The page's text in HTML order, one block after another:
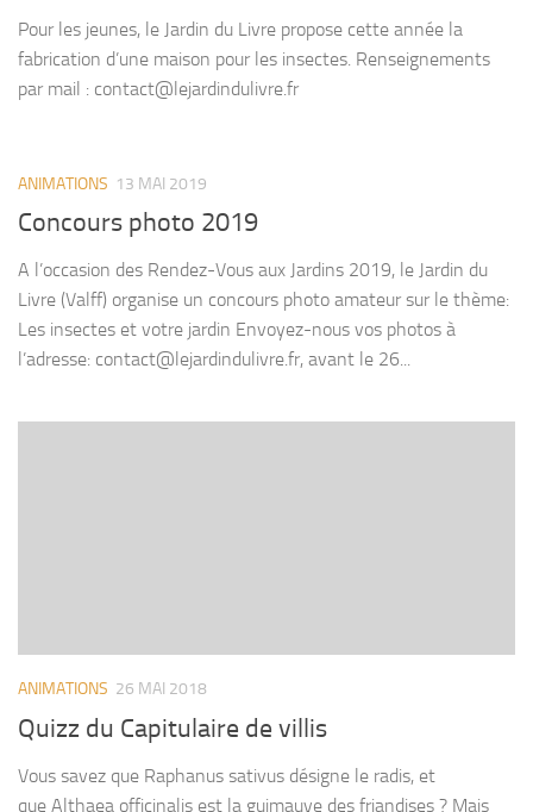
Pour les jeunes, le Jardin du Livre propose cette année la
fabrication d’une maison pour les insectes. Renseignements
par mail : contact@lejardindulivre.fr
ANIMATIONS 13 MAI 2019
Concours photo 2019
A l’occasion des Rendez-Vous aux Jardins 2019, le Jardin du
Livre (Valff) organise un concours photo amateur sur le thème:
Les insectes et votre jardin Envoyez-nous vos photos à
l’adresse: contact@lejardindulivre.fr, avant le 26...
ANIMATIONS 26 MAI 2018
Quizz du Capitulaire de villis
Vous savez que Raphanus sativus désigne le radis, et
que Althaea officinalis est la guimauve des friandises ? Mais